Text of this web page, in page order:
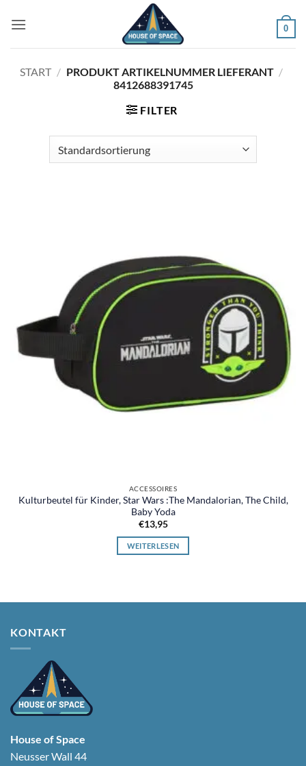
Inhalt
0
START / PRODUKT ARTIKELNUMMER LIEFERANT /
8412688391745
FILTER
ACCESSOIRES
Kulturbeutel für Kinder, Star Wars :The Mandalorian, The Child,
Baby Yoda
€13,95
WEITERLESEN
KONTAKT
House of Space
Neusser Wall 44